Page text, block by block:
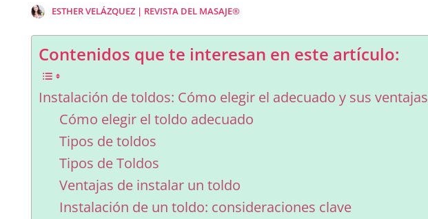
ESTHER VELÁZQUEZ | REVISTA DEL MASAJE®
Contenidos que te interesan en este artículo:
Instalación de toldos: Cómo elegir el adecuado y sus ventajas
Cómo elegir el toldo adecuado
Tipos de toldos
Tipos de Toldos
Ventajas de instalar un toldo
Instalación de un toldo: consideraciones clave